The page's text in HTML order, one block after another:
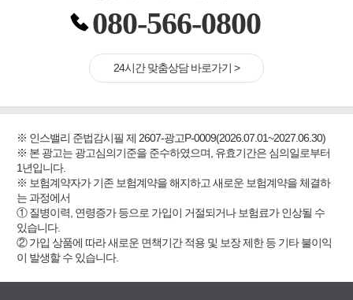
080-566-0800
24시간 맞춤상담 바로가기 >
※ 인스밸리 준법감시필 제 2607-광고P-0009(2026.07.01~2027.06.30)
※ 본 광고는 광고심의기준을 준수하였으며, 유효기간은 심의일로부터
1년입니다.
※ 보험계약자가 기존 보험계약을 해지하고 새로운 보험계약을 체결하
는 과정에서
① 질병이력, 연령증가 등으로 가입이 거절되거나 보험료가 인상될 수
있습니다.
② 가입 상품에 따라 새로운 면책기간 적용 및 보장 제한 등 기타 불이익
이 발생할 수 있습니다.